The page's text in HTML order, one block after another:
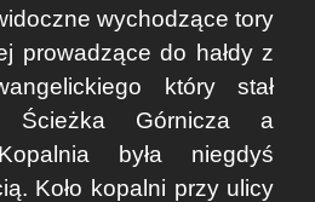
wychodzące tory
prowadzące do hałdy z
który stał
Ścieżka Górnicza a
była niegdyś
Koło kopalni przy ulicy